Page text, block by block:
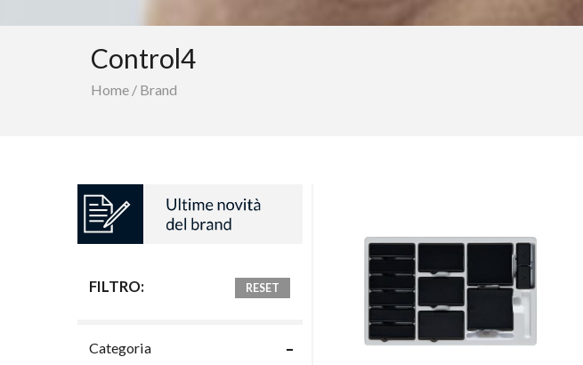
Control4
Home / Brand
FILTRO: RESET
Categoria